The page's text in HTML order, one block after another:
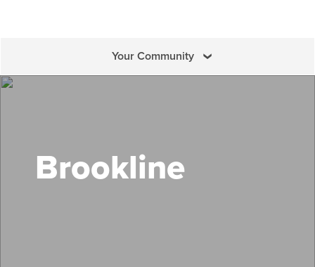
Your Community
Brookline